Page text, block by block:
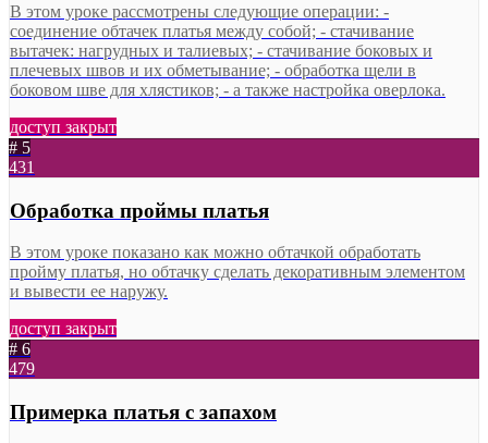
В этом уроке рассмотрены следующие операции: -
соединение обтачек платья между собой; - стачивание
вытачек: нагрудных и талиевых; - стачивание боковых и
плечевых швов и их обметывание; - обработка щели в
боковом шве для хлястиков; - а также настройка оверлока.
доступ закрыт
# 5
431
Обработка проймы платья
В этом уроке показано как можно обтачкой обработать
пройму платья, но обтачку сделать декоративным элементом
и вывести ее наружу.
доступ закрыт
# 6
479
Примерка платья с запахом